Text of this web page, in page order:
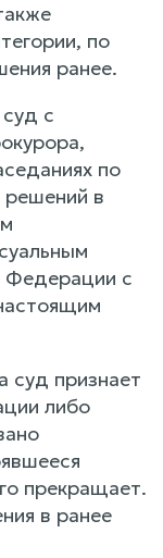
по
ранее.
с
по
решений в
Федерации с
суд признает
либо
прекращает.
в ранее